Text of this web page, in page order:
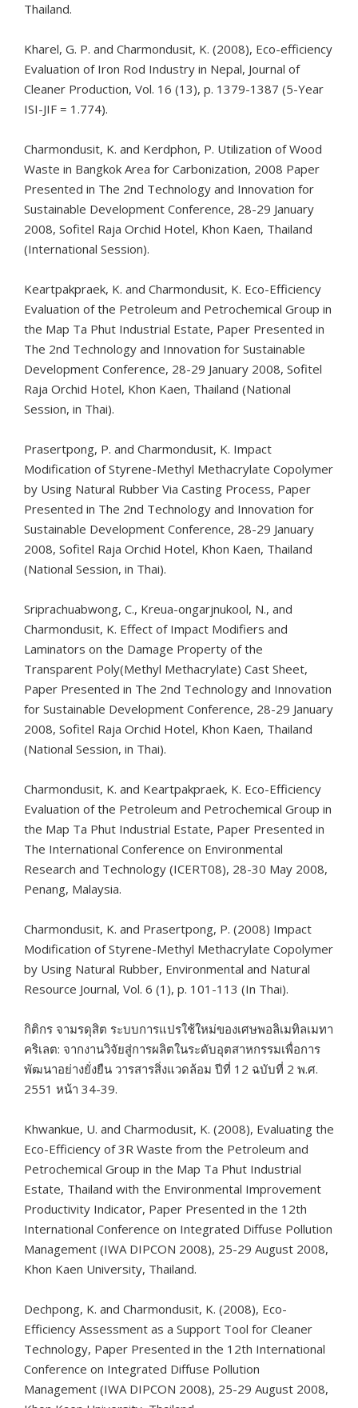
Thailand.
Kharel, G. P. and Charmondusit, K. (2008), Eco-efficiency
Evaluation of Iron Rod Industry in Nepal, Journal of
Cleaner Production, Vol. 16 (13), p. 1379-1387 (5-Year
ISI-JIF = 1.774).
Charmondusit, K. and Kerdphon, P. Utilization of Wood
Waste in Bangkok Area for Carbonization, 2008 Paper
Presented in The 2nd Technology and Innovation for
Sustainable Development Conference, 28-29 January
2008, Sofitel Raja Orchid Hotel, Khon Kaen, Thailand
(International Session).
Keartpakpraek, K. and Charmondusit, K. Eco-Efficiency
Evaluation of the Petroleum and Petrochemical Group in
the Map Ta Phut Industrial Estate, Paper Presented in
The 2nd Technology and Innovation for Sustainable
Development Conference, 28-29 January 2008, Sofitel
Raja Orchid Hotel, Khon Kaen, Thailand (National
Session, in Thai).
Prasertpong, P. and Charmondusit, K. Impact
Modification of Styrene-Methyl Methacrylate Copolymer
by Using Natural Rubber Via Casting Process, Paper
Presented in The 2nd Technology and Innovation for
Sustainable Development Conference, 28-29 January
2008, Sofitel Raja Orchid Hotel, Khon Kaen, Thailand
(National Session, in Thai).
Sriprachuabwong, C., Kreua-ongarjnukool, N., and
Charmondusit, K. Effect of Impact Modifiers and
Laminators on the Damage Property of the
Transparent Poly(Methyl Methacrylate) Cast Sheet,
Paper Presented in The 2nd Technology and Innovation
for Sustainable Development Conference, 28-29 January
2008, Sofitel Raja Orchid Hotel, Khon Kaen, Thailand
(National Session, in Thai).
Charmondusit, K. and Keartpakpraek, K. Eco-Efficiency
Evaluation of the Petroleum and Petrochemical Group in
the Map Ta Phut Industrial Estate, Paper Presented in
The International Conference on Environmental
Research and Technology (ICERT08), 28-30 May 2008,
Penang, Malaysia.
Charmondusit, K. and Prasertpong, P. (2008) Impact
Modification of Styrene-Methyl Methacrylate Copolymer
by Using Natural Rubber, Environmental and Natural
Resource Journal, Vol. 6 (1), p. 101-113 (In Thai).
กิติกร จามรดุสิต ระบบการแปรใช้ใหม่ของเศษพอลิเมทิลเมทา
คริเลต: จากงานวิจัยสู่การผลิตในระดับอุตสาหกรรมเพื่อการ
พัฒนาอย่างยั่งยืน วารสารสิ่งแวดล้อม ปีที่ 12 ฉบับที่ 2 พ.ศ.
2551 หน้า 34-39.
Khwankue, U. and Charmodusit, K. (2008), Evaluating the
Eco-Efficiency of 3R Waste from the Petroleum and
Petrochemical Group in the Map Ta Phut Industrial
Estate, Thailand with the Environmental Improvement
Productivity Indicator, Paper Presented in the 12th
International Conference on Integrated Diffuse Pollution
Management (IWA DIPCON 2008), 25-29 August 2008,
Khon Kaen University, Thailand.
Dechpong, K. and Charmondusit, K. (2008), Eco-
Efficiency Assessment as a Support Tool for Cleaner
Technology, Paper Presented in the 12th International
Conference on Integrated Diffuse Pollution
Management (IWA DIPCON 2008), 25-29 August 2008,